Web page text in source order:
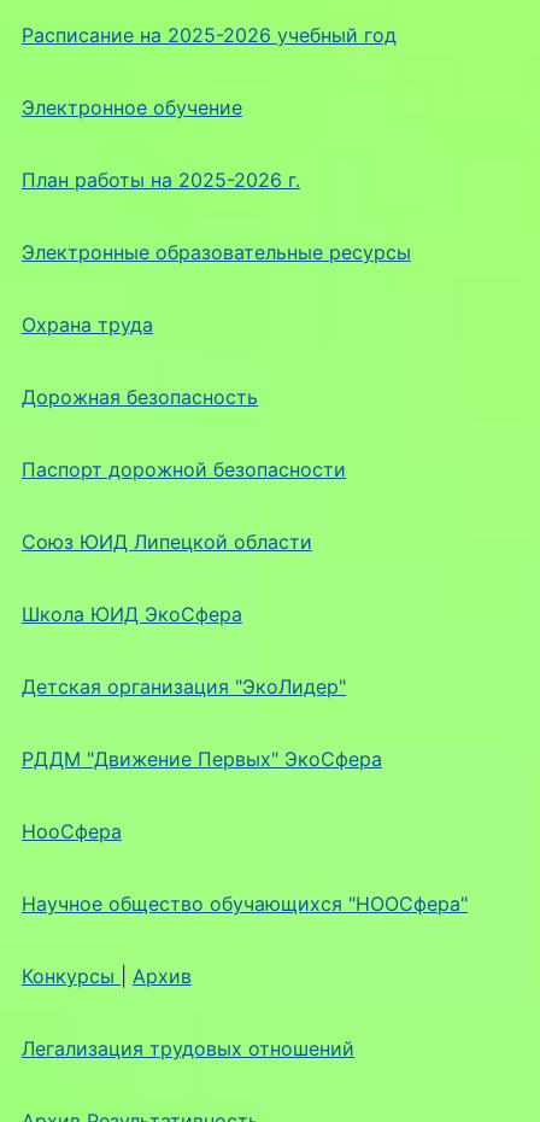
Расписание на 2025-2026 учебный год
Электронное обучение
План работы на 2025-2026 г.
Электронные образовательные ресурсы
Охрана труда
Дорожная безопасность
Паспорт дорожной безопасности
Союз ЮИД Липецкой области
Школа ЮИД ЭкоСфера
Детская организация "ЭкоЛидер"
РДДМ "Движение Первых" ЭкоСфера
НооСфера
Научное общество обучающихся "НООСфера"
Конкурсы Архив
Легализация трудовых отношений